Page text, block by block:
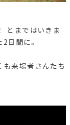
とまではいきま
日間に。
来場者さんたち